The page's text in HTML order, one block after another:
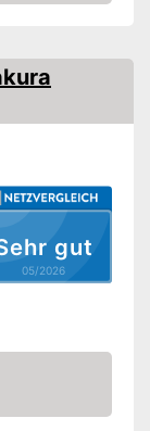
gut
05/2026